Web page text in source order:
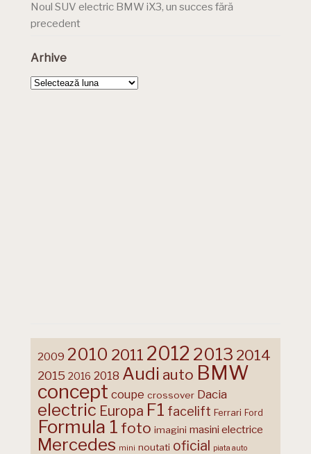
Noul SUV electric BMW iX3, un succes fără
precedent
Arhive
Arhive
2009 2010 2011 2012 2013 2014
2015 2016 2018 Audi auto BMW
concept coupe crossover Dacia
electric Europa F1 facelift Ferrari Ford
Formula 1 foto imagini masini electrice
Mercedes mini noutati oficial piata auto